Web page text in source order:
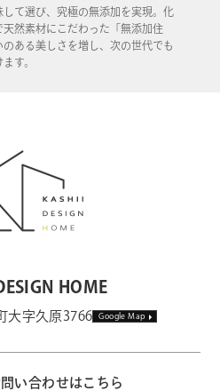
て選び、究極の無添加を実現。化
然素材にこだわった「無添加住
ある美しさを増し、次の世代でも
す。
HOME
大字久原3766 Google Map
い合わせはこちら